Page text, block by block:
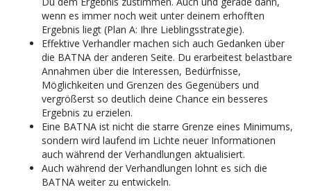
wenn es immer noch weit unter deinem erhofften
Ergebnis liegt (Plan A: Ihre Lieblingsstrategie).
Effektive Verhandler machen sich auch Gedanken über
die BATNA der anderen Seite. Du erarbeitest belastbare
Annahmen über die Interessen, Bedürfnisse,
Möglichkeiten und Grenzen des Gegenübers und
vergrößerst so deutlich deine Chance ein besseres
Ergebnis zu erzielen.
Eine BATNA ist nicht die starre Grenze eines Minimums,
sondern wird laufend im Lichte neuer Informationen
auch während der Verhandlungen aktualisiert.
Auch während der Verhandlungen lohnt es sich die
BATNA weiter zu entwickeln.